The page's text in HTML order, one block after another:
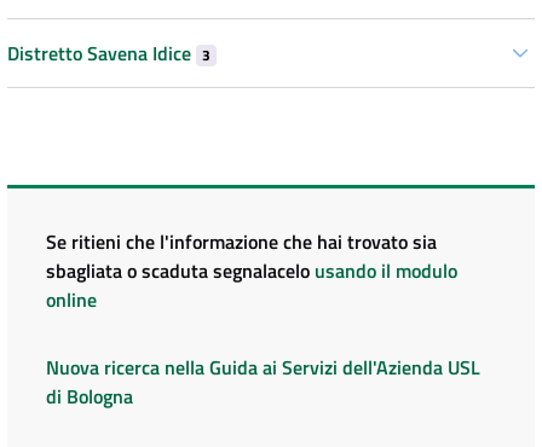
Distretto Savena Idice 3
Se ritieni che l'informazione che hai trovato sia
sbagliata o scaduta segnalacelo usando il modulo
online
Nuova ricerca nella Guida ai Servizi dell'Azienda USL
di Bologna